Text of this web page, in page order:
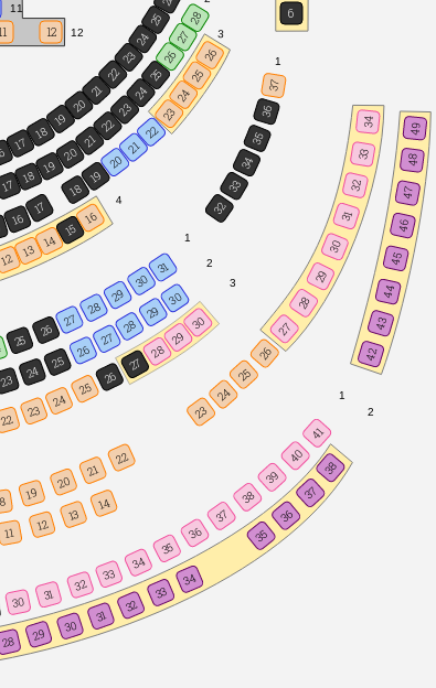
3
4
1
2
3
1
2
11
12
1
6
11 12
17
17
18
18
16
19
12
19
20
20
13
17
14
21
18
21
22
15
19
22
25
23
16
20
23
23
24
26
21
25
24
22
24
25
22
27
26
28
25
27
28
23
26
29
24
25
23
26
27
30
24
31
11
28
26
25
29
19
30
37
27
12
20
28
36
21
35
13
32
34
29
22
30
33
14
30
34
31
33
28
32
29
32
33
23
49
30
48
31
31
24
25
30
34
29
47
27
34
26
32
33
35
44
46
45
28
36
43
42
37
38
39
40
41
35
36
37
38